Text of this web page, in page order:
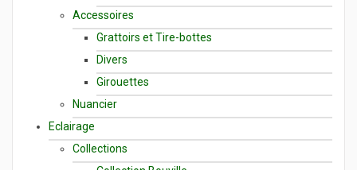
Accessoires
Grattoirs et Tire-bottes
Divers
Girouettes
Nuancier
Eclairage
Collections